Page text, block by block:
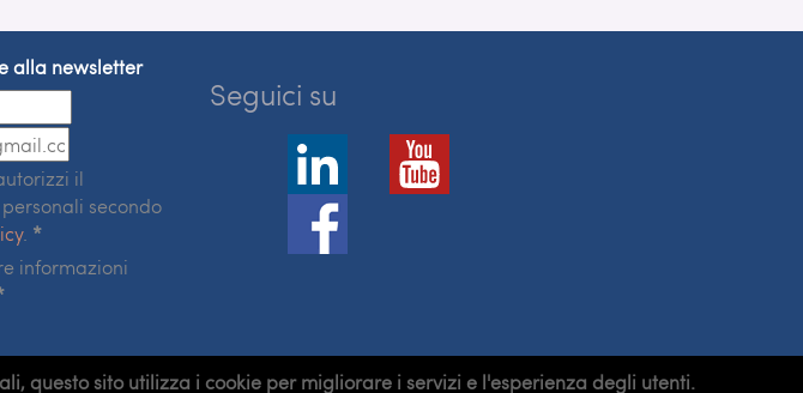
alla newsletter
il
secondo
. *
informazioni
Seguici su
questo sito utilizza i cookie per migliorare i servizi e l'esperienza degli utenti.